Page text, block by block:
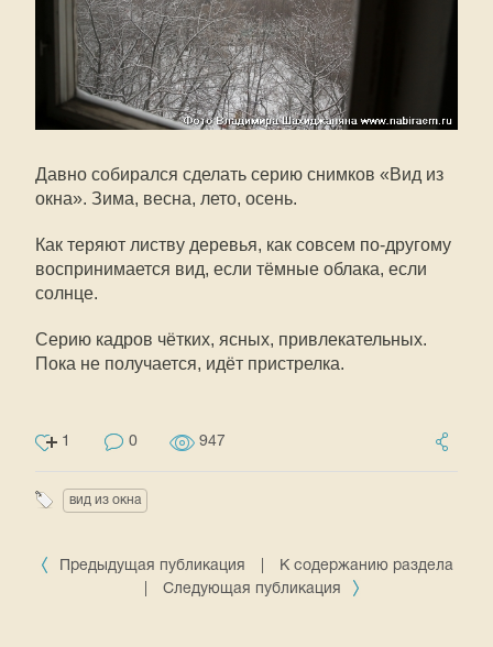
Давно собирался сделать серию снимков «Вид из
окна». Зима, весна, лето, осень.
Как теряют листву деревья, как совсем по-другому
воспринимается вид, если тёмные облака, если
солнце.
Серию кадров чётких, ясных, привлекательных.
Пока не получается, идёт пристрелка.
1 0 947
вид из окна
Предыдущая публикация
К содержанию раздела
Следующая публикация